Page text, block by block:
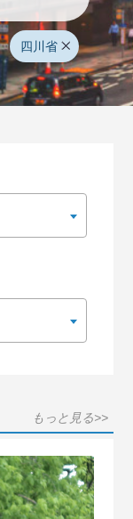
四川省
もっと見る>>